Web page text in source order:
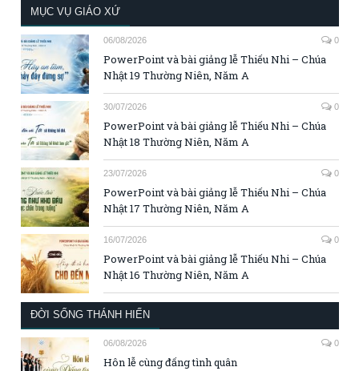
MỤC VỤ GIÁO XỨ
06/08/2026 0
PowerPoint và bài giảng lễ Thiếu Nhi – Chúa
Nhật 19 Thường Niên, Năm A
30/07/2026 0
PowerPoint và bài giảng lễ Thiếu Nhi – Chúa
Nhật 18 Thường Niên, Năm A
23/07/2026 0
PowerPoint và bài giảng lễ Thiếu Nhi – Chúa
Nhật 17 Thường Niên, Năm A
16/07/2026 0
PowerPoint và bài giảng lễ Thiếu Nhi – Chúa
Nhật 16 Thường Niên, Năm A
ĐỜI SỐNG THÁNH HIẾN
06/08/2026 0
Hôn lễ cùng đấng tình quân